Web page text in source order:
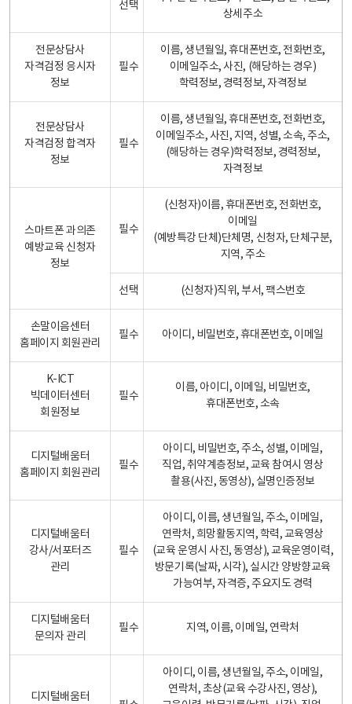
선택
상세주소
전문상담사
자격검정 응시자
정보
필수
이름, 생년월일, 휴대폰번호, 전화번호,
이메일주소, 사진, (해당하는 경우)
학력정보, 경력정보, 자격정보
전문상담사
자격검정 합격자
정보
필수
이름, 생년월일, 휴대폰번호, 전화번호,
이메일주소, 사진, 지역, 성별, 소속, 주소,
(해당하는 경우)학력정보, 경력정보,
자격정보
스마트폰 과의존
예방교육 신청자
정보
필수
(신청자)이름, 휴대폰번호, 전화번호,
이메일
(예방특강 단체)단체명, 신청자, 단체구분,
지역, 주소
선택 (신청자)직위, 부서, 팩스번호
손말이음센터
홈페이지 회원관리
필수 아이디, 비밀번호, 휴대폰번호, 이메일
K-ICT
빅데이터센터
회원정보
필수
이름, 아이디, 이메일, 비밀번호,
휴대폰번호, 소속
디지털배움터
홈페이지 회원관리
필수
아이디, 비밀번호, 주소, 성별, 이메일,
직업, 취약계층정보, 교육 참여시 영상
촬용(사진, 동영상), 실명인증정보
디지털배움터
강사/서포터즈
관리
필수
아이디, 이름, 생년월일, 주소, 이메일,
연락처, 희망활동지역, 학력, 교육영상
(교육 운영시 사진, 동영상), 교육운영이력,
방문기록(날짜, 시각), 실시간 양방향교육
가능여부, 자격증, 주요지도 경력
디지털배움터
문의자 관리
필수 지역, 이름, 이메일, 연락처
디지털배움터
아이디, 이름, 생년월일, 주소, 이메일,
연락처, 초상(교육 수강사진, 영상),